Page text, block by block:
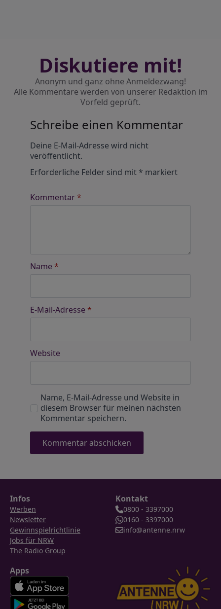
Diskutiere mit!
Anonym und ganz ohne Anmeldezwang!
Alle Kommentare werden von unserer Redaktion im
Vorfeld geprüft.
Schreibe einen Kommentar
Deine E-Mail-Adresse wird nicht
veröffentlicht.
Erforderliche Felder sind mit* markiert
Kommentar*
Name *
E-Mail-Adresse *
Website
Name, E-Mail-Adresse und Website in
diesem Browser für meinen nächsten
Kommentar speichern.
Infos
Werben
Newsletter
Gewinnspielrichtlinie
Jobs für NRW
The Radio Group
Kontakt
0800 - 3397000
0160 - 3397000
info@antenne.nrw
Apps